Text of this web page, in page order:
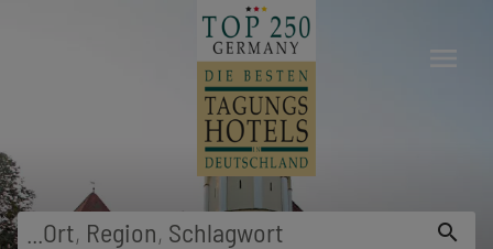
Ort, Region, Schlagwort search
menu